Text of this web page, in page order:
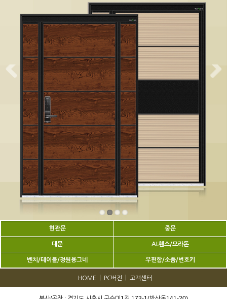
현관문 중문
대문 AL휀스/모라돈
벤치/테이블/정원용그네 우편함/소품/번호키
HOME PC버전 고객센터